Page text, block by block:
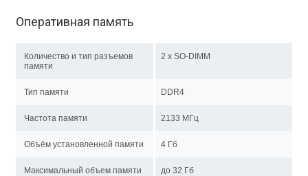
Оперативная память
Количество и тип разъемов
памяти
2 x SO-DIMM
Тип памяти DDR4
Частота памяти 2133 МГц
Объём установленной памяти 4 Гб
Максимальный объем памяти до 32 Гб